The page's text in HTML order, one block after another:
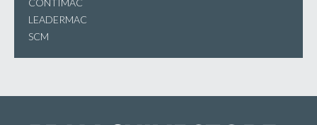
CONTIMAC
LEADERMAC
SCM